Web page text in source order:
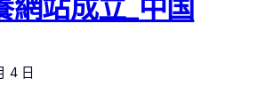
網站成立_中国
4 日